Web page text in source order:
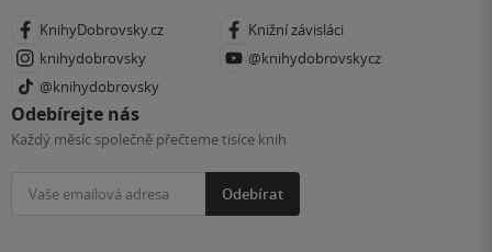
KnihyDobrovsky.cz
Knižní závisláci
knihydobrovsky
@knihydobrovskycz
@knihydobrovsky
Odebírejte nás
Každý měsíc společně přečteme tisíce knih
Odebírat